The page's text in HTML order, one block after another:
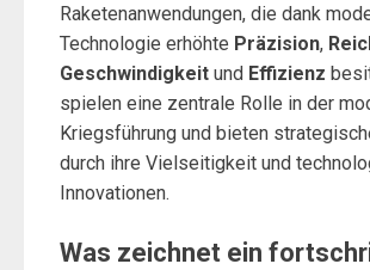
Raketenanwendungen, die dank
Technologie erhöhte Präzision,
Geschwindigkeit und Effizienz
spielen eine zentrale Rolle in der
Kriegsführung und bieten
durch ihre Vielseitigkeit und
Innovationen.
Was zeichnet ein